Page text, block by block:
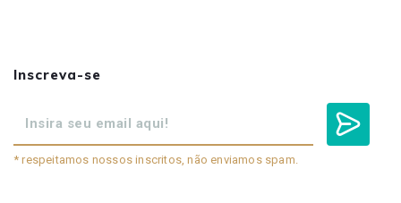
Inscreva-se
* respeitamos nossos inscritos, não enviamos spam.